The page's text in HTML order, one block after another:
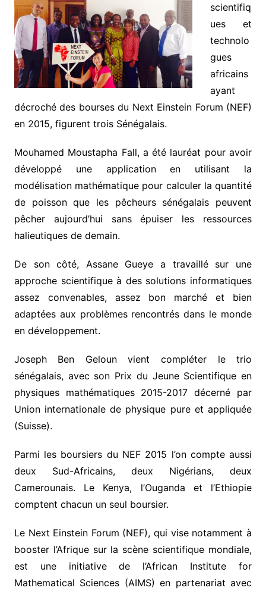
scientifiq
ues et
technolo
gues
africains
ayant
décroché des bourses du Next Einstein Forum (NEF)
en 2015, figurent trois Sénégalais.
Mouhamed Moustapha Fall, a été lauréat pour avoir
développé une application en utilisant la
modélisation mathématique pour calculer la quantité
de poisson que les pêcheurs sénégalais peuvent
pêcher aujourd’hui sans épuiser les ressources
halieutiques de demain.
De son côté, Assane Gueye a travaillé sur une
approche scientifique à des solutions informatiques
assez convenables, assez bon marché et bien
adaptées aux problèmes rencontrés dans le monde
en développement.
Joseph Ben Geloun vient compléter le trio
sénégalais, avec son Prix du Jeune Scientifique en
physiques mathématiques 2015-2017 décerné par
Union internationale de physique pure et appliquée
(Suisse).
Parmi les boursiers du NEF 2015 l’on compte aussi
deux Sud-Africains, deux Nigérians, deux
Camerounais. Le Kenya, l’Ouganda et l’Ethiopie
comptent chacun un seul boursier.
Le Next Einstein Forum (NEF), qui vise notamment à
booster l’Afrique sur la scène scientifique mondiale,
est une initiative de l’African Institute for
Mathematical Sciences (AIMS) en partenariat avec